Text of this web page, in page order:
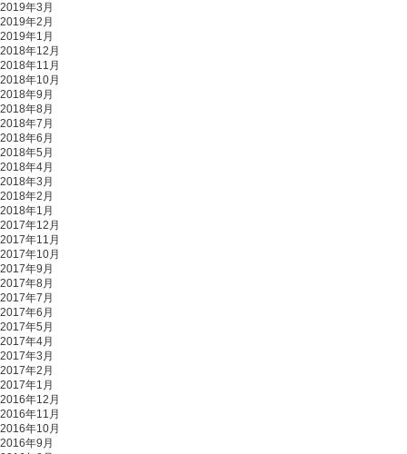
2019年3月
2019年2月
2019年1月
2018年12月
2018年11月
2018年10月
2018年9月
2018年8月
2018年7月
2018年6月
2018年5月
2018年4月
2018年3月
2018年2月
2018年1月
2017年12月
2017年11月
2017年10月
2017年9月
2017年8月
2017年7月
2017年6月
2017年5月
2017年4月
2017年3月
2017年2月
2017年1月
2016年12月
2016年11月
2016年10月
2016年9月